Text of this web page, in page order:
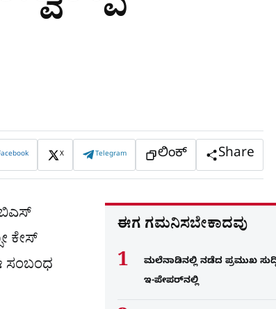
X Telegram ಲಿಂಕ್ Share
ಬಿಎಸ್
ಕೇಸ್
ಸಂಬಂಧ
ಈಗ ಗಮನಿಸಬೇಕಾದವು
ಮಲೆನಾಡಿನಲ್ಲಿ ನಡೆದ ಪ್ರಮುಖ
ಇ-ಪೇಪರ್​​​​ನಲ್ಲಿ